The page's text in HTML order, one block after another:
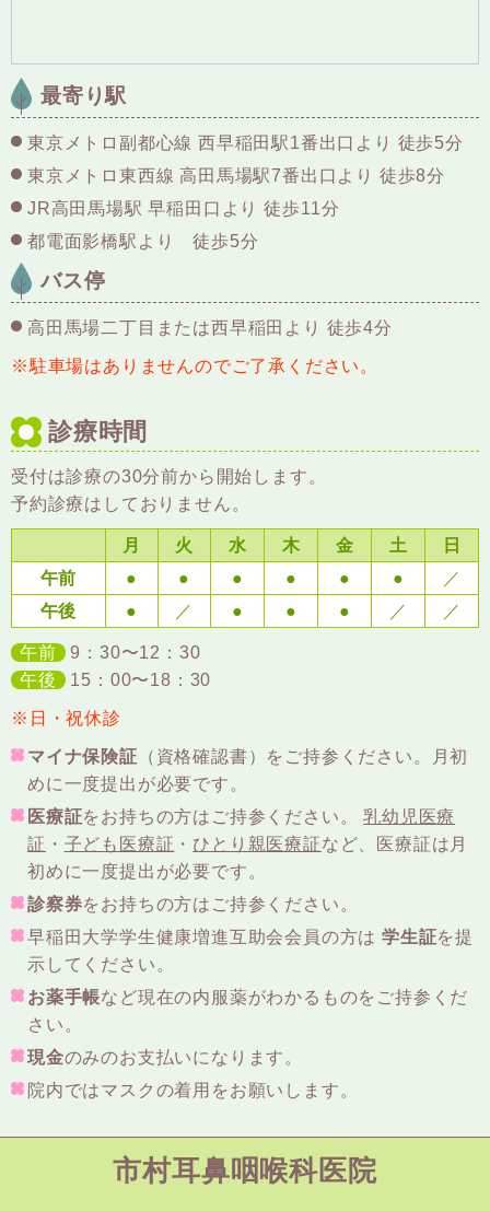
最寄り駅
東京メトロ副都心線 西早稲田駅1番出口より 徒歩5分
東京メトロ東西線 高田馬場駅7番出口より 徒歩8分
JR高田馬場駅 早稲田口より 徒歩11分
都電面影橋駅より 徒歩5分
バス停
高田馬場二丁目または西早稲田より 徒歩4分
※駐車場はありませんのでご了承ください。
診療時間
受付は診療の30分前から開始します。
予約診療はしておりません。
月 火 水 木 金 土
日
午前
● ● ● ● ● ●
／
午後
● ／ ● ● ● ／ ／
午前 9：30〜12：30
午後 15：00〜18：30
※日・祝休診
マイナ保険証 （資格確認書）をご持参ください。月初
めに一度提出が必要です。
医療証をお持ちの方はご持参ください。乳幼児医療
証 ・ 子ども医療証 ・ ひとり親医療証など、医療証は月
初めに一度提出が必要です。
診察券をお持ちの方はご持参ください。
早稲田大学学生健康増進互助会会員の方は 学生証を提
示してください。
お薬手帳など現在の内服薬がわかるものをご持参くだ
さい。
現金のみのお支払いになります。
院内ではマスクの着用をお願いします。
市村耳鼻咽喉科医院